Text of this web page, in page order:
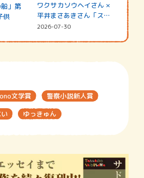
」第
供
ワクサカソウヘイさん ×
平井まさあきさん「スペ
シャ…
2026-07-30
文学賞
警察小説新人賞
ゆっきゅん